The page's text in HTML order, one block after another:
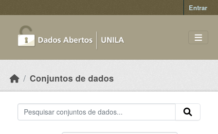
Entrar
Conjuntos de dados